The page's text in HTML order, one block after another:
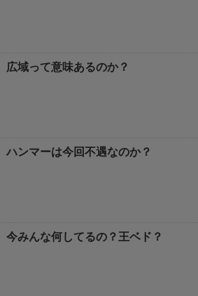
広域って意味あるのか？
ハンマーは今回不遇なのか？
今みんな何してるの？王ベド？